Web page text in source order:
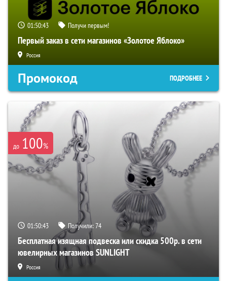
01:50:42 Получи первым!
Первый заказ в сети магазинов «Золотое Яблоко»
Россия
Промокод ПОДРОБНЕЕ
до 100%
01:50:42 Получили:74
Бесплатная изящная подвеска или скидка 500р. в сети
ювелирных магазинов SUNLIGHT
Россия